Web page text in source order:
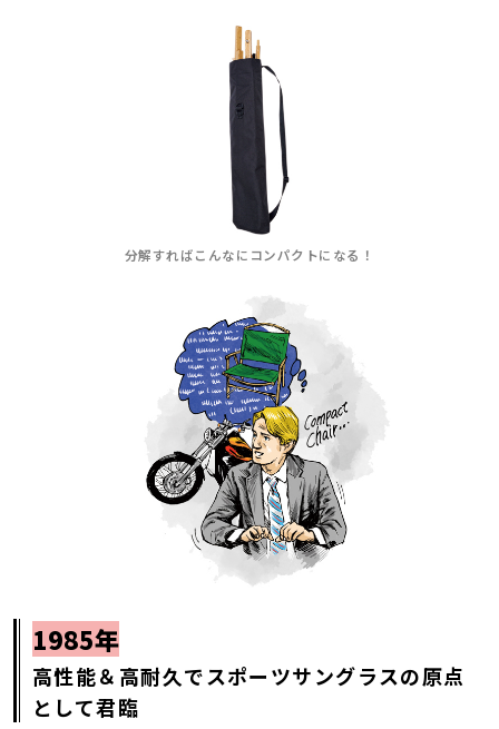
分解すればこんなにコンパクトになる！
1985年
高性能＆高耐久でスポーツサングラスの原点
として君臨